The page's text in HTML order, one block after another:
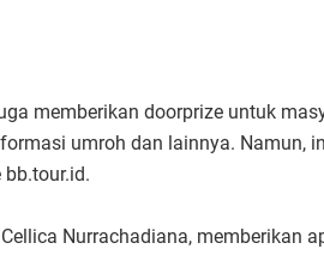
memberikan doorprize untuk
umroh dan lainnya. Namun,
Nurrachadiana, memberikan